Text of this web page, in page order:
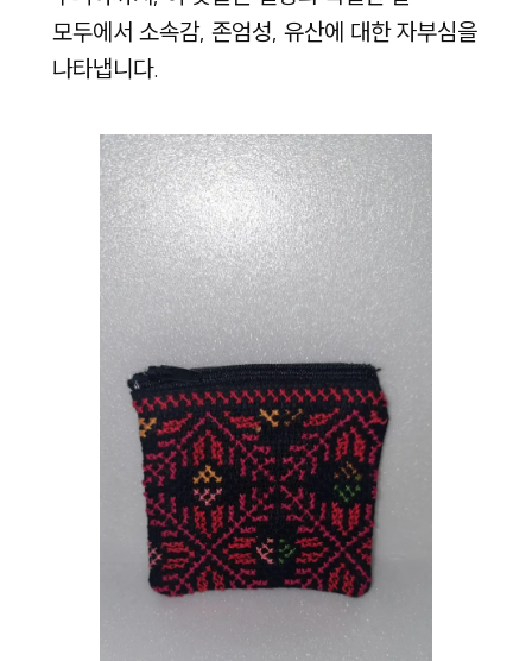
모두에서 소속감, 존엄성, 유산에 대한 자부심을
나타냅니다.